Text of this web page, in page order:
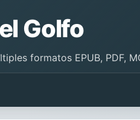
Golfo
formatos EPUB, PDF,